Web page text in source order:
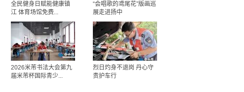
全民健身日赋能健康镇
江 体育场馆免费...
“会唱歌的鸢尾花”版画巡
展走进扬中
2026米芾书法大会第九
届米芾杯国际青少...
烈日灼身不退岗 丹心守
责护车行